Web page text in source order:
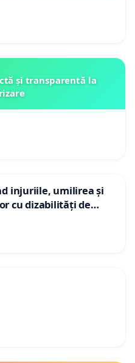
și transparentă la
injuriile, umilirea și
cu dizabilități de